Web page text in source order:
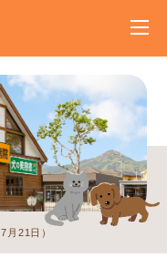
月21日）